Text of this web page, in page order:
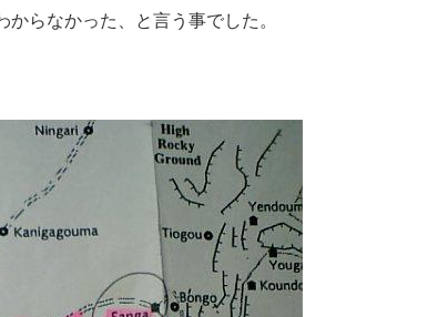
らなかった、と言う事でした。